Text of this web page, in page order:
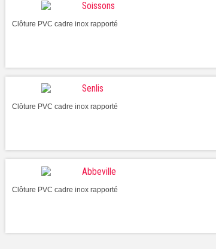
Soissons
Clôture PVC cadre inox rapporté
Senlis
Clôture PVC cadre inox rapporté
Abbeville
Clôture PVC cadre inox rapporté